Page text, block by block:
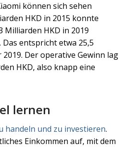
können sich sehen
HKD in 2015 konnte
Milliarden HKD in 2019
entspricht etwa 25,5
Der operative Gewinn lag
HKD, also knapp eine
lernen
handeln und zu investieren.
Einkommen auf, mit dem